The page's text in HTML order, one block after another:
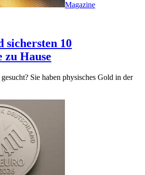
Magazine
sichersten 10
zu Hause
Sie haben physisches Gold in der